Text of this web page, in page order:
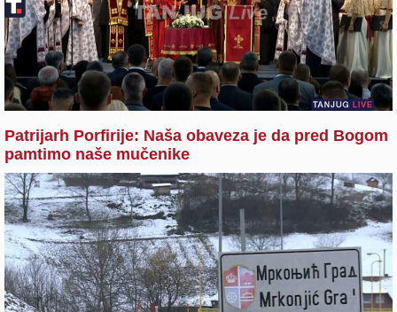
Patrijarh Porfirije: Naša obaveza je da pred Bogom
pamtimo naše mučenike